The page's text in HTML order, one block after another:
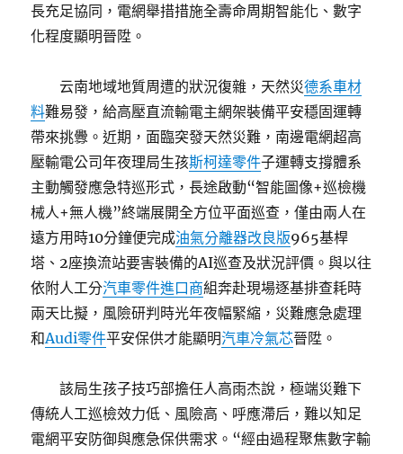
長充足協同，電網舉措措施全壽命周期智能化、數字
化程度顯明晉陞。
云南地域地質周遭的狀況復雜，天然災德系車材
料難易發，給高壓直流輸電主網架裝備平安穩固運轉
帶來挑釁。近期，面臨突發天然災難，南邊電網超高
壓輸電公司年夜理局生孩斯柯達零件子運轉支撐體系
主動觸發應急特巡形式，長途啟動“智能圖像+巡檢機
械人+無人機”終端展開全方位平面巡查，僅由兩人在
遠方用時10分鐘便完成油氣分離器改良版965基桿
塔、2座換流站要害裝備的AI巡查及狀況評價。與以往
依附人工分汽車零件進口商組奔赴現場逐基排查耗時
兩天比擬，風險研判時光年夜幅緊縮，災難應急處理
和Audi零件平安保供才能顯明汽車冷氣芯晉陞。
該局生孩子技巧部擔任人高雨杰說，極端災難下
傳統人工巡檢效力低、風險高、呼應滯后，難以知足
電網平安防御與應急保供需求。“經由過程聚焦數字輸